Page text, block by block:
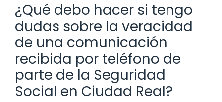
¿Qué debo hacer si tengo
dudas sobre la veracidad
de una comunicación
recibida por teléfono de
parte de la Seguridad
Social en Ciudad Real?